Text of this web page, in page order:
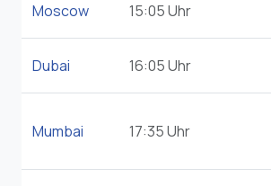
Moscow 15:05 Uhr
Dubai 16:05 Uhr
Mumbai 17:35 Uhr